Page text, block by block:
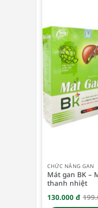
CHỨC NĂNG GAN
Mát gan BK –
thanh nhiệt
Giá
130.000 đ
Giá